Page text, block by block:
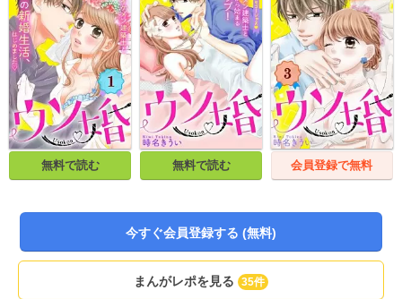
無料で読む 無料で読む 会員登録で無料
今すぐ会員登録する (無料)
まんがレポを見る 35件